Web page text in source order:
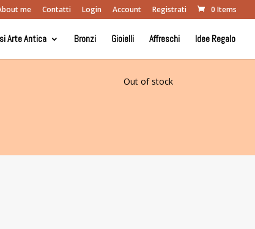
me Contatti Login Account Registrati 0 Items
Arte Antica Bronzi Gioielli Affreschi Idee Regalo
Out of stock